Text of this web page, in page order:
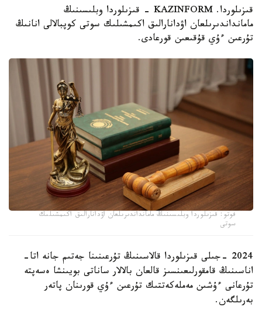
قىزىلوردا. KAZINFORM - قىزىلوردا وبلىسىنىڭ
مامانداندىرىلعان اۋدانارالىق اكىمشىلىك سوتى كوپبالالى انانىڭ
تۇرعىن ءۇي قۇقىعىن قورعادى.
فوتو: قىزىلوردا وبلىسىنىڭ مامانداندىرىلعان اۋدانارالىق اكىمشىلىك
سوتى
2024 -جىلى قىزىلوردا قالاسىنىڭ تۇرعىنىنا جەتىم جانە اتا-
اناسىنىڭ قامقورلىعىنسىز قالعان بالالار ساناتى بويىنشا ەسەپتە
تۇرعانى ءۇشىن مەملەكەتتىك تۇرعىن ءۇي قورىنان پاتەر
بەرىلگەن.